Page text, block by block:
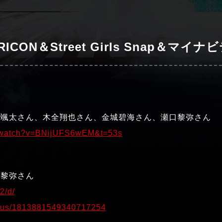
＆Street Girls Snap＆マイナ
太さん、木全翔也さん、金城碧海さん、瀬口黎弥さん
弥さん
d/
1813881549340717254